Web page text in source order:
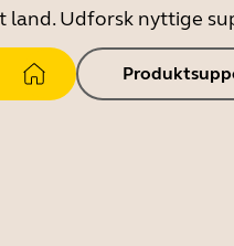
Udforsk nyttige